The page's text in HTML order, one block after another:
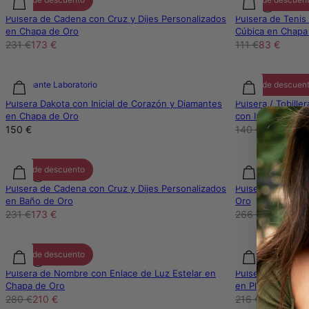
Pulsera de Cadena con Cruz y Dijes Personalizados
en Chapa de Oro
231 €173 €
Pulsera de
Cúbica en
111 €83 €
Diamante Laboratorio
Pulsera Dakota con Inicial de Corazón y Diamantes
en Chapa de Oro
150 €
25% de
Pulsera /
con Iniciales en
140 € 105 €
25% de descuento
Pulsera de Cadena con Cruz y Dijes Personalizados
en Baño de Oro
231 €173 €
25% de descuento
Pulsera Hoja de
Oro
266 € 199 €
25% de descuento
Pulsera de Nombre con Enlace de Luz Estelar en
Chapa de Oro
280 €210 €
25% de
Pulsera de
en Plata
216 €162 €